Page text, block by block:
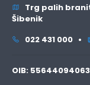
Trg palih
Šibenik
022 431 000 •
OIB: